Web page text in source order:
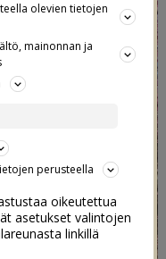
olevien tietojen
mainonnan ja
perusteella
oikeutettua
asetukset valintojen
linkillä